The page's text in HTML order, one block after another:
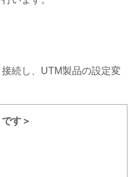
続し、UTM製品の設定変
す＞